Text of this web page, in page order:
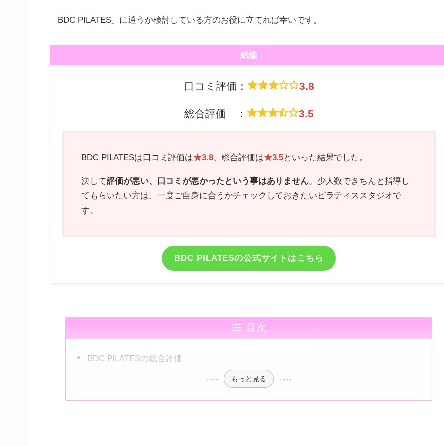
「BDC PILATES」に通うか検討している方のお役に立てれば幸いです。
結論
口コミ評価： 3.8
総合評価 ： 3.5
BDC PILATESは口コミ評価は★3.8、総合評価は★3.5といった結果でした。
決して評価が悪い、口コミが悪かったという事はありません。少人数できちんと指導し
てもらいたい方は、一度ご自身に合うかチェックしておきたいピラティススタジオで
す。
BDC PILATESの公式サイトはこちら
目次
BDC PILATESの総合評価
もっと見る